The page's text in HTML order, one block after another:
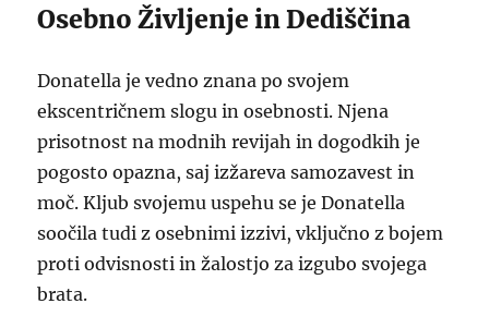
Osebno Življenje in Dediščina
Donatella je vedno znana po svojem
ekscentričnem slogu in osebnosti. Njena
prisotnost na modnih revijah in dogodkih je
pogosto opazna, saj izžareva samozavest in
moč. Kljub svojemu uspehu se je Donatella
soočila tudi z osebnimi izzivi, vključno z bojem
proti odvisnosti in žalostjo za izgubo svojega
brata.